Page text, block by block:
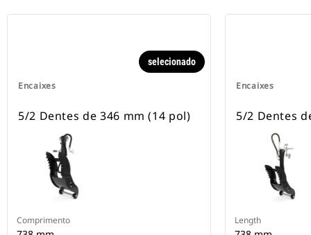
Encaixes
selecionado
5/2 Dentes de 346 mm (14 pol)
Comprimento
Encaixes
5/2 Dentes
Length